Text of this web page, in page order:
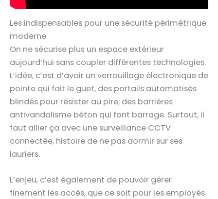
Les indispensables pour une sécurité périmétrique
moderne
On ne sécurise plus un espace extérieur
aujourd’hui sans coupler différentes technologies.
L’idée, c’est d’avoir un verrouillage électronique de
pointe qui fait le guet, des portails automatisés
blindés pour résister au pire, des barrières
antivandalisme béton qui font barrage. Surtout, il
faut allier ça avec une surveillance CCTV
connectée, histoire de ne pas dormir sur ses
lauriers.
L’enjeu, c’est également de pouvoir gérer
finement les accès, que ce soit pour les employés